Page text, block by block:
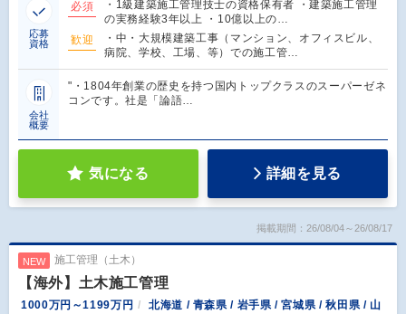
応募
資格
必須
・1級建築施工管理技士の資格保有者 ・建築施工管理
の実務経験3年以上 ・10億以上の…
歓迎
・中・大規模建築工事（マンション、オフィスビル、
病院、学校、工場、等）での施工管…
会社
概要
"・1804年創業の歴史を持つ国内トップクラスのスーパーゼネ
コンです。社是「論語…
気になる 詳細を見る
掲載期間：26/08/04～26/08/17
NEW 施工管理（土木）
【海外】土木施工管理
1000万円～1199万円
北海道 / 青森県 / 岩手県 / 宮城県 / 秋田県 / 山